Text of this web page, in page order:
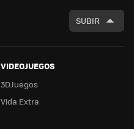
SUBIR
VIDEOJUEGOS
3DJuegos
Vida Extra